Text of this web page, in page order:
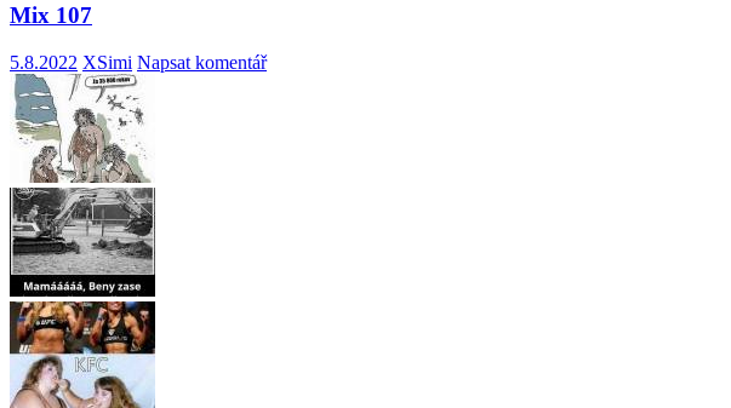
Mix 107
5.8.2022 XSimi Napsat komentář